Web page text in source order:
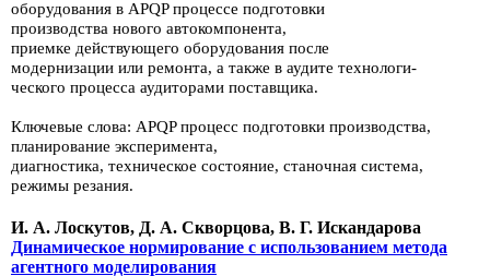
оборудования в APQP процессе подготовки
производства нового автокомпонента,
приемке действующего оборудования после
модернизации или ремонта, а также в аудите технологи­
ческого процесса аудиторами поставщика.
Ключевые слова: APQP процесс подготовки производства,
планирование экс­перимента,
диагностика, техническое состояние, станочная система,
режимы резания.
И. А. Лоскутов, Д. А. Скворцова, В. Г. Искандарова
Динамическое нормирование с использованием метода
агентного моделирования